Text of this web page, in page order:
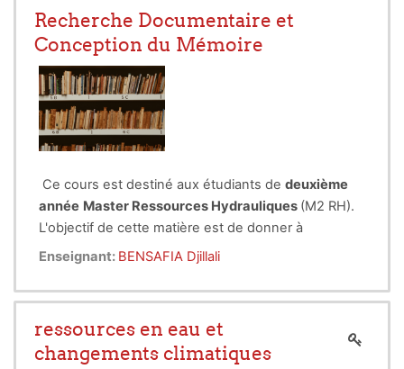
potable et les écosystèmes. Des mesures
préventives, de surveillance et d'assainissement
sont essentielles pour protéger cette ressource
vitale.
Recherche Documentaire et
Conception du Mémoire
Ce cours est destiné aux étudiants de deuxième
année Master Ressources Hydrauliques (M2 RH).
L'objectif de cette matière est de donner à
l'étudiants de M2 les outils nécessaires à la
l'exploiter dans son Projet de Fin d'Etudes. L'aider à
d'un document scientifique. Lui signifier
l'importance de la communication et lui apprendre à
Connaissances préalables :
présentation
-Mode d’évaluation : 100% Examen.
Enseignant: BENSAFIA Djillali
ressources en eau et
changements climatiques